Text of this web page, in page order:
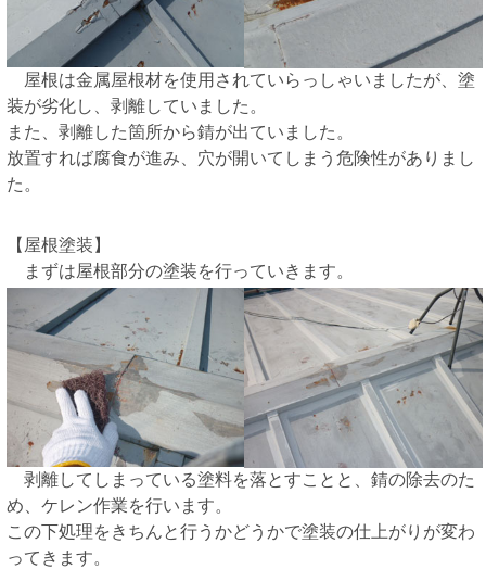
屋根は金属屋根材を使用されていらっしゃいましたが、塗
装が劣化し、剥離していました。
また、剥離した箇所から錆が出ていました。
放置すれば腐食が進み、穴が開いてしまう危険性がありまし
た。
【屋根塗装】
まずは屋根部分の塗装を行っていきます。
剥離してしまっている塗料を落とすことと、錆の除去のた
め、ケレン作業を行います。
この下処理をきちんと行うかどうかで塗装の仕上がりが変わ
ってきます。